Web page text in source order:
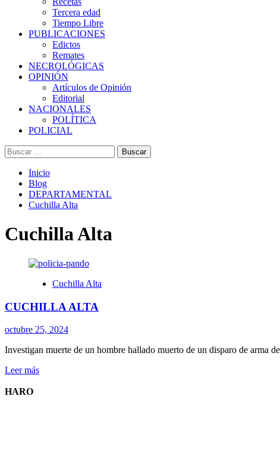
Tercera edad
Tiempo Libre
PUBLICACIONES
Edictos
Remates
NECROLÓGICAS
OPINIÓN
Artículos de Opinión
Editorial
NACIONALES
POLÍTICA
POLICIAL
Buscar:
Inicio
Blog
DEPARTAMENTAL
Cuchilla Alta
Cuchilla Alta
Cuchilla Alta
CUCHILLA ALTA
octubre 25, 2024
Investigan muerte de un hombre hallado muerto de un disparo de arma
Leer másLeer
HARO